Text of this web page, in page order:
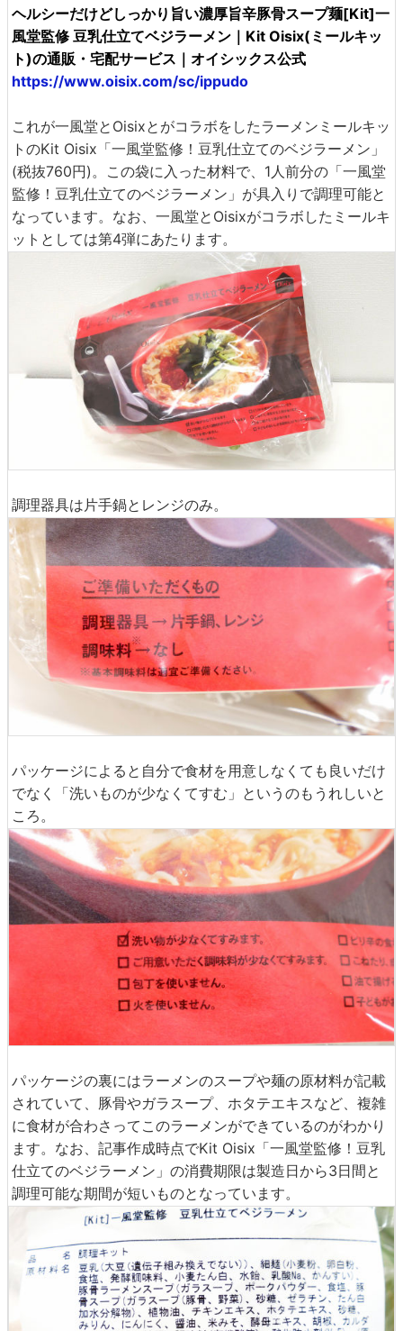
ヘルシーだけどしっかり旨い濃厚旨辛豚骨スープ麺[Kit]一
風堂監修 豆乳仕立てベジラーメン｜Kit Oisix(ミールキッ
ト)の通販・宅配サービス｜オイシックス公式
https://www.oisix.com/sc/ippudo
これが一風堂とOisixとがコラボをしたラーメンミールキッ
トのKit Oisix「一風堂監修！豆乳仕立てのベジラーメン」
(税抜760円)。この袋に入った材料で、1人前分の「一風堂
監修！豆乳仕立てのベジラーメン」が具入りで調理可能と
なっています。なお、一風堂とOisixがコラボしたミールキ
ットとしては第4弾にあたります。
調理器具は片手鍋とレンジのみ。
パッケージによると自分で食材を用意しなくても良いだけ
でなく「洗いものが少なくてすむ」というのもうれしいと
ころ。
パッケージの裏にはラーメンのスープや麺の原材料が記載
されていて、豚骨やガラスープ、ホタテエキスなど、複雑
に食材が合わさってこのラーメンができているのがわかり
ます。なお、記事作成時点でKit Oisix「一風堂監修！豆乳
仕立てのベジラーメン」の消費期限は製造日から3日間と
調理可能な期間が短いものとなっています。